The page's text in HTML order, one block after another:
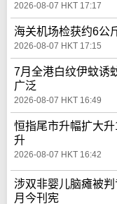
2026-08-07 HKT 17:17
海关机场检获约6
2026-08-07 HKT 17:15
7月全港白纹伊蚊
广泛
2026-08-07 HKT 16:49
恒指尾市升幅扩大
升
2026-08-07 HKT 16:42
涉双非婴儿脑瘫被
月今刊宪